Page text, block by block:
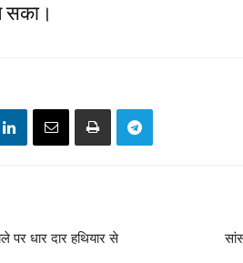
सका।
पर धार दार हथियार से